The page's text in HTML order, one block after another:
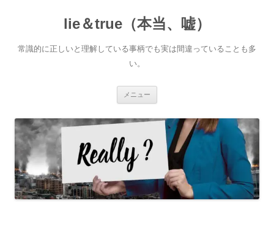
へ
ス
lie＆true（本当、嘘）
常識的に正しいと理解している事柄でも実は間違っていることも多
い。
メニュー